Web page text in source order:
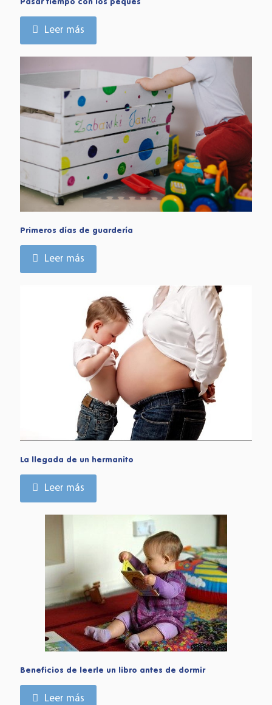
Leer más
Primeros días de guardería
Leer más
La llegada de un hermanito
Leer más
Beneficios de leerle un libro antes de dormir
Leer más